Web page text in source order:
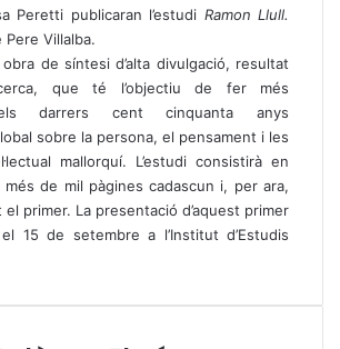
Peretti publicaran l’estudi Ramon Llull.
Pere Villalba.
obra de síntesi d’alta divulgació, resultat
que té l’objectiu de fer més
darrers cent cinquanta anys
sobre la persona, el pensament i les
mallorquí. L’estudi consistirà en
de mil pàgines cadascun i, per ara,
el primer. La presentació d’aquest primer
15 de setembre a l’Institut d’Estudis